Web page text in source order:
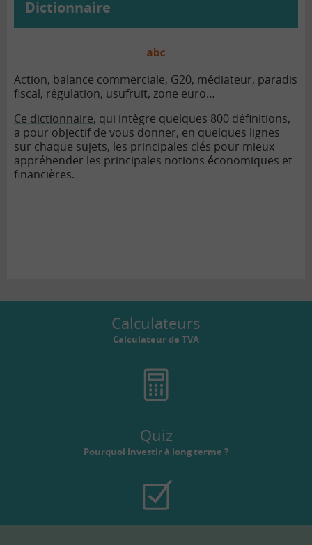
Dictionnaire
Action, balance commerciale, G20, médiateur, paradis
fiscal, régulation, usufruit, zone euro…
Ce dictionnaire, qui intègre quelques 800 définitions,
a pour objectif de vous donner, en quelques lignes
sur chaque sujets, les principales clés pour mieux
appréhender les principales notions économiques et
financières.
Calculateurs
Calculateur de TVA
Quiz
Pourquoi investir à long terme ?